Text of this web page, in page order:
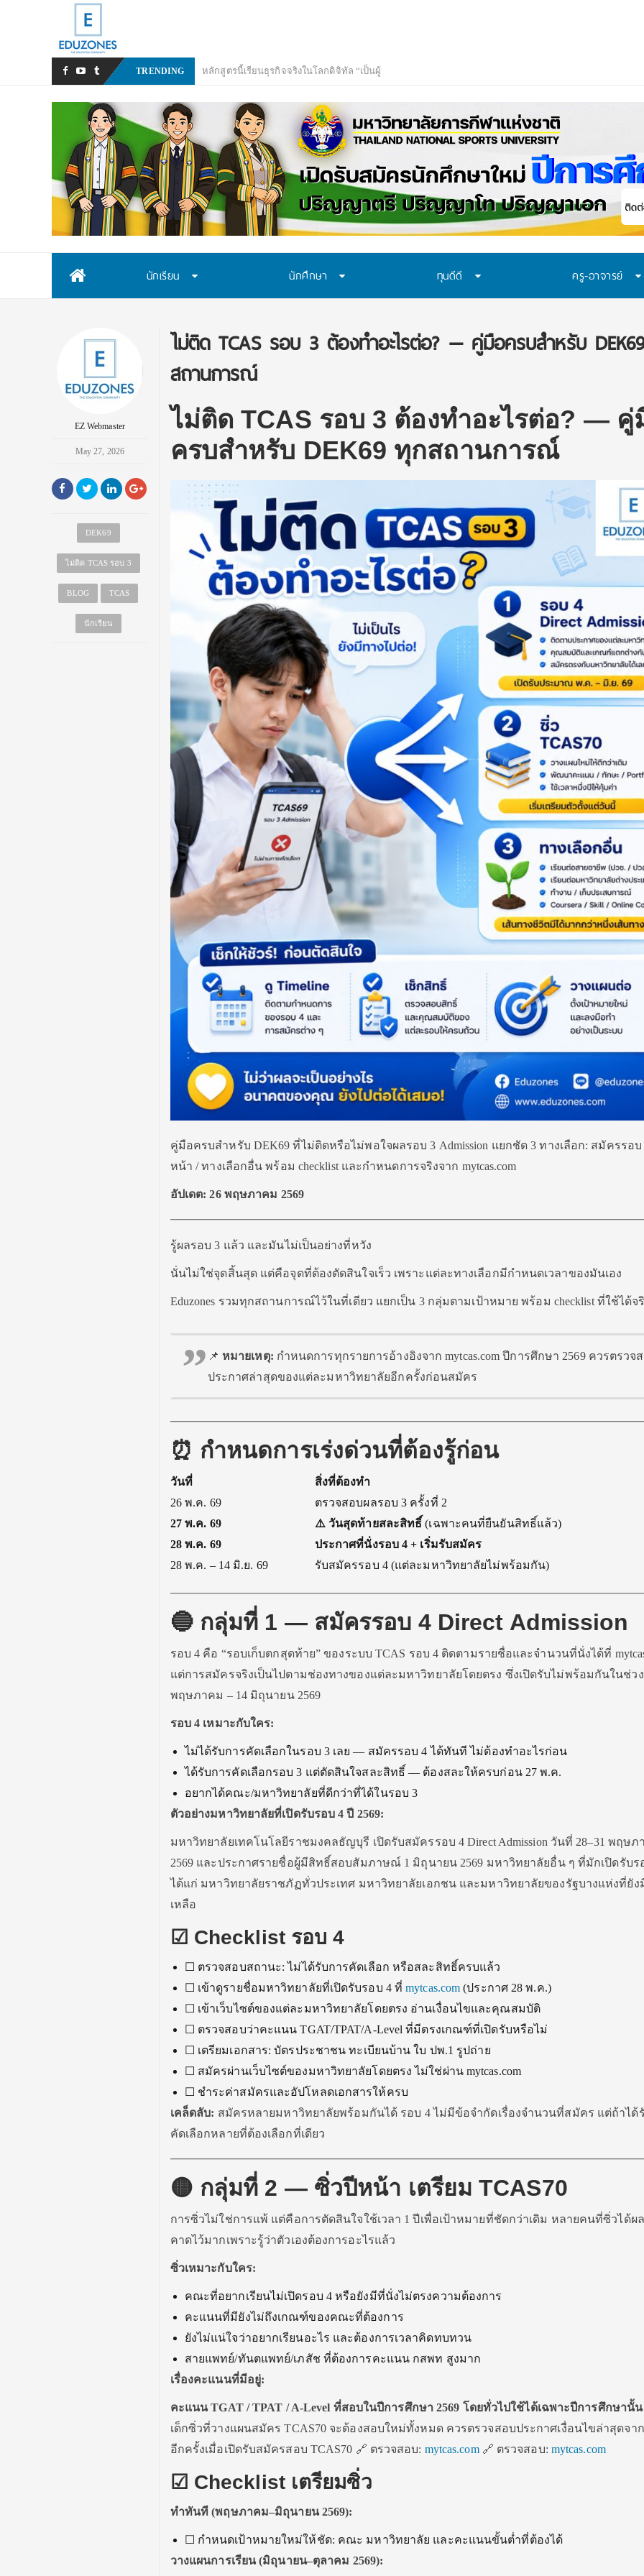
TRENDING หลังเหตุรุนแร_
นักเรียน นักศึกษา ทุนดีดี ครู-อาจารย์
EZ Webmaster
May 27, 2026
DEK69
ไม่ติด TCAS รอบ 3
BLOG TCAS
นักเรียน
ไม่ติด TCAS รอบ 3 ต้องทำอะไรต่อ? — คู่มือครบสำหรับ
สถานการณ์
ไม่ติด TCAS รอบ 3 ต้องทำอะไรต่อ? — คู่
ครบสำหรับ DEK69 ทุกสถานการณ์
คู่มือครบสำหรับ DEK69 ที่ไม่ติดหรือไม่พอใจผลรอบ 3 Admission แยกชัด 3 ทางเลือก: สมัครรอบ
หน้า / ทางเลือกอื่น พร้อม checklist และกำหนดการจริงจาก mytcas.com
อัปเดต: 26 พฤษภาคม 2569
รู้ผลรอบ 3 แล้ว และมันไม่เป็นอย่างที่หวัง
นั่นไม่ใช่จุดสิ้นสุด แต่คือจุดที่ต้องตัดสินใจเร็ว เพราะแต่ละทางเลือกมีกำหนดเวลาของมันเอง
Eduzones รวมทุกสถานการณ์ไว้ในที่เดียว แยกเป็น 3 กลุ่มตามเป้าหมาย พร้อม checklist ที่ใช้ได้จ
📌 หมายเหตุ: กำหนดการทุกรายการอ้างอิงจาก mytcas.com ปีการศึกษา 2569 ควรตรวจ
ประกาศล่าสุดของแต่ละมหาวิทยาลัยอีกครั้งก่อนสมัคร
⏰ กำหนดการเร่งด่วนที่ต้องรู้ก่อน
วันที่
สิ่งที่ต้องทำ
26 พ.ค. 69
ตรวจสอบผลรอบ 3 ครั้งที่ 2
27 พ.ค. 69
⚠️ วันสุดท้ายสละสิทธิ์ (เฉพาะคนที่ยืนยันสิทธิ์แล้ว)
28 พ.ค. 69
ประกาศที่นั่งรอบ 4 + เริ่มรับสมัคร
28 พ.ค. – 14 มิ.ย. 69
รับสมัครรอบ 4 (แต่ละมหาวิทยาลัยไม่พร้อมกัน)
🔵 กลุ่มที่ 1 — สมัครรอบ 4 Direct Admission
รอบ 4 คือ “รอบเก็บตกสุดท้าย” ของระบบ TCAS รอบ 4 ติดตามรายชื่อและจำนวนที่นั่งได้ที่
แต่การสมัครจริงเป็นไปตามช่องทางของแต่ละมหาวิทยาลัยโดยตรง ซึ่งเปิดรับไม่พร้อมกันในช่วง
พฤษภาคม – 14 มิถุนายน 2569
รอบ 4 เหมาะกับใคร:
ไม่ได้รับการคัดเลือกในรอบ 3 เลย — สมัครรอบ 4 ได้ทันที ไม่ต้องทำอะไรก่อน
ได้รับการคัดเลือกรอบ 3 แต่ตัดสินใจสละสิทธิ์ — ต้องสละให้ครบก่อน 27 พ.ค.
อยากได้คณะ/มหาวิทยาลัยที่ดีกว่าที่ได้ในรอบ 3
ตัวอย่างมหาวิทยาลัยที่เปิดรับรอบ 4 ปี 2569:
มหาวิทยาลัยเทคโนโลยีราชมงคลธัญบุรี เปิดรับสมัครรอบ 4 Direct Admission วันที่ 28–31 พฤษภ
2569 และประกาศรายชื่อผู้มีสิทธิ์สอบสัมภาษณ์ 1 มิถุนายน 2569 มหาวิทยาลัยอื่น ๆ ที่มักเปิดรับร
ได้แก่ มหาวิทยาลัยราชภัฏทั่วประเทศ มหาวิทยาลัยเอกชน และมหาวิทยาลัยของรัฐบางแห่งที่ยัง
เหลือ
☑ Checklist รอบ 4
☐ ตรวจสอบสถานะ: ไม่ได้รับการคัดเลือก หรือสละสิทธิ์ครบแล้ว
☐ เข้าดูรายชื่อมหาวิทยาลัยที่เปิดรับรอบ 4 ที่mytcas.com (ประกาศ 28 พ.ค.)
☐ เข้าเว็บไซต์ของแต่ละมหาวิทยาลัยโดยตรง อ่านเงื่อนไขและคุณสมบัติ
☐ ตรวจสอบว่าคะแนน TGAT/TPAT/A-Level ที่มีตรงเกณฑ์ที่เปิดรับหรือไม่
☐ เตรียมเอกสาร: บัตรประชาชน ทะเบียนบ้าน ใบ ปพ.1 รูปถ่าย
☐ สมัครผ่านเว็บไซต์ของมหาวิทยาลัยโดยตรง ไม่ใช่ผ่าน mytcas.com
☐ ชำระค่าสมัครและอัปโหลดเอกสารให้ครบ
เคล็ดลับ: สมัครหลายมหาวิทยาลัยพร้อมกันได้ รอบ 4 ไม่มีข้อจำกัดเรื่องจำนวนที่สมัคร แต่ถ้าได้
คัดเลือกหลายที่ต้องเลือกที่เดียว
🟡 กลุ่มที่ 2 — ซิ่วปีหน้า เตรียม TCAS70
การซิ่วไม่ใช่การแพ้ แต่คือการตัดสินใจใช้เวลา 1 ปีเพื่อเป้าหมายที่ชัดกว่าเดิม หลายคนที่ซิ่วได้ผ
คาดไว้มากเพราะรู้ว่าตัวเองต้องการอะไรแล้ว
ซิ่วเหมาะกับใคร:
คณะที่อยากเรียนไม่เปิดรอบ 4 หรือยังมีที่นั่งไม่ตรงความต้องการ
คะแนนที่มียังไม่ถึงเกณฑ์ของคณะที่ต้องการ
ยังไม่แน่ใจว่าอยากเรียนอะไร และต้องการเวลาคิดทบทวน
สายแพทย์/ทันตแพทย์/เภสัช ที่ต้องการคะแนน กสพท สูงมาก
เรื่องคะแนนที่มีอยู่:
คะแนน TGAT / TPAT / A-Level ที่สอบในปีการศึกษา 2569 โดยทั่วไปใช้ได้เฉพาะปีการศึกษานั้น
เด็กซิ่วที่วางแผนสมัคร TCAS70 จะต้องสอบใหม่ทั้งหมด ควรตรวจสอบประกาศเงื่อนไขล่าสุดจา
อีกครั้งเมื่อเปิดรับสมัครสอบ TCAS70 🔗 ตรวจสอบ: mytcas.com🔗 ตรวจสอบ: mytcas.com
☑ Checklist เตรียมซิ่ว
ทำทันที (พฤษภาคม–มิถุนายน 2569):
☐ กำหนดเป้าหมายใหม่ให้ชัด: คณะ มหาวิทยาลัย และคะแนนขั้นต่ำที่ต้องได้
วางแผนการเรียน (มิถุนายน–ตุลาคม 2569):